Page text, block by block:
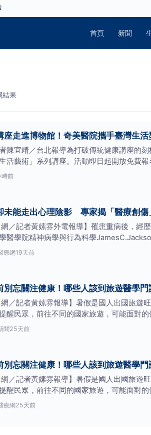
首頁 新聞
結果
座走進博物館！奇美醫院攜手臺灣生
陳宜靖／台北報導為打破傳統健康講座的
活藝術」系列講座。活動即日起開放免費
時前
未能走出心理陰影 專家揭「醫療創傷
網／記者黃嫊雰外電報導】罹患重病後，經
醫學院精神病學與行為科學
療網19天前
別忘關注健康！哪些人該到旅遊醫學
網／記者黃嫊雰報導】暑假是國人出國旅遊
醒民眾，前往不同的國家旅遊，可能面對
有慢性疾病
聞25天前
別忘關注健康！哪些人該到旅遊醫學
網／記者黃嫊雰報導】暑假是國人出國旅遊
醒民眾，前往不同的國家旅遊，可能面對
有慢性疾病
療網25天前